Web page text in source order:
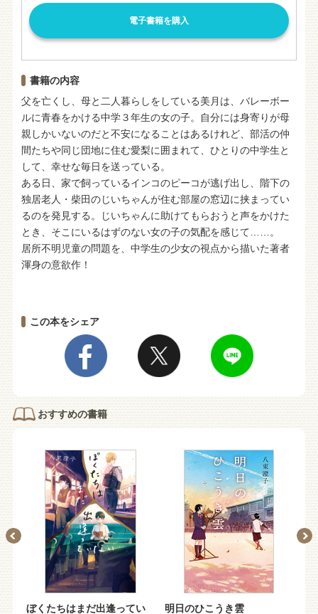
電子書籍を購入
書籍の内容
父を亡くし、母と二人暮らしをしている美月は、バレーボー
ルに青春をかける中学３年生の女の子。自分には身寄りが母
親しかいないのだと不安になることはあるけれど、部活の仲
間たちや同じ団地に住む愛梨に囲まれて、ひとりの中学生と
して、幸せな毎日を送っている。
ある日、家で飼っているインコのピーコが逃げ出し、階下の
独居老人・柴田のじいちゃんが住む部屋の窓辺に挟まってい
るのを発見する。じいちゃんに助けてもらおうと声をかけた
とき、そこにいるはずのない女の子の気配を感じて……。
居所不明児童の問題を、中学生の少女の視点から描いた著者
渾身の意欲作！
この本をシェア
おすすめの書籍
ぼくたちはまだ出逢ってい 明日のひこうき雲